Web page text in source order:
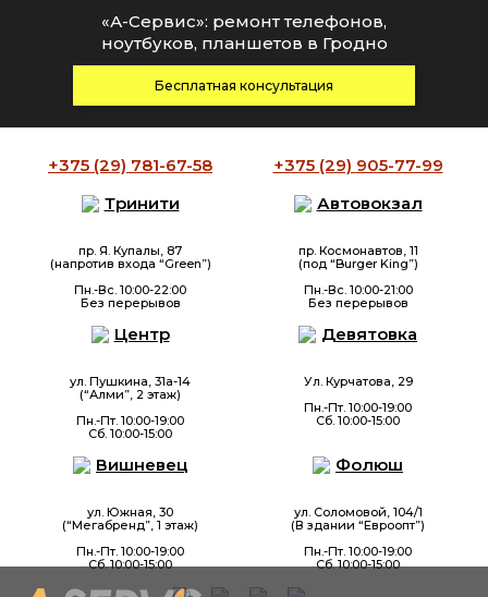
+375 (29) 781-67-58 +375 (29) 905-77-99
Тринити
пр. Я. Купалы, 87
(напротив входа “Green”)
Пн.-Вс. 10:00-22:00
Без перерывов
Автовокзал
пр. Космонавтов, 11
(под “Burger King”)
Пн.-Вс. 10:00-21:00
Без перерывов
Центр
ул. Пушкина, 31а-14
(“Алми”, 2 этаж)
Пн.-Пт. 10:00-19:00
Сб. 10:00-15:00
Девятовка
Ул. Курчатова, 29
Пн.-Пт. 10:00-19:00
Сб. 10:00-15:00
Вишневец
ул. Южная, 30
(“Мегабренд”, 1 этаж)
Пн.-Пт. 10:00-19:00
Сб. 10:00-15:00
Фолюш
ул. Соломовой, 104/1
(В здании “Евроопт”)
Пн.-Пт. 10:00-19:00
Сб. 10:00-15:00
«А-Сервис»: ремонт телефонов,
ноутбуков, планшетов в Гродно
Бесплатная консультация